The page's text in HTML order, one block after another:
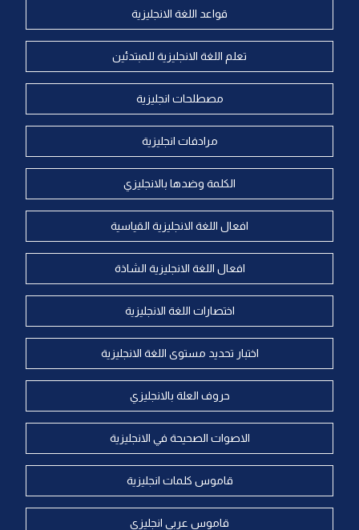
قواعد اللغة الانجليزية
تعلم اللغة الانجليزية للمبتدئين
مصطلحات انجليزية
مرادفات انجليزية
الكلمة وضدها بالانجليزي
افعال اللغة الانجليزية القياسية
افعال اللغة الانجليزية الشاذة
اختصارات اللغة الانجليزية
اختبار تحديد مستوى اللغة الانجليزية
حروف العلة بالانجليزي
الاصوات الصحيحة في الانجليزية
قاموس كلمات انجليزية
قاموس عربي انجليزي